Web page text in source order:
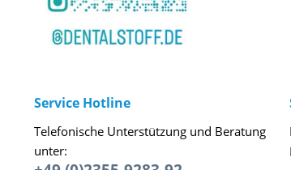
Service Hotline
Telefonische Unterstützung und Beratung
unter: